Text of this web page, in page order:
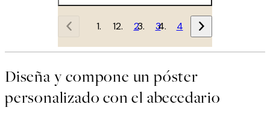
1 2 3 4
Diseña y compone un póster
personalizado con el abecedario